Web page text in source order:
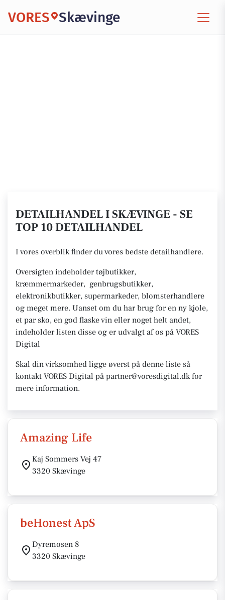
VORES Skævinge
DETAILHANDEL I SKÆVINGE - SE
TOP 10 DETAILHANDEL
I vores overblik finder du vores bedste detailhandlere.
Oversigten indeholder tøjbutikker,
kræmmermarkeder, genbrugsbutikker,
elektronikbutikker, supermarkeder, blomsterhandlere
og meget mere. Uanset om du har brug for en ny kjole,
et par sko, en god flaske vin eller noget helt andet,
indeholder listen disse og er udvalgt af os på VORES
Digital
Skal din virksomhed ligge øverst på denne liste så
kontakt VORES Digital på partner@voresdigital.dk for
mere information.
Amazing Life
Kaj Sommers Vej 47
3320 Skævinge
beHonest ApS
Dyremosen 8
3320 Skævinge